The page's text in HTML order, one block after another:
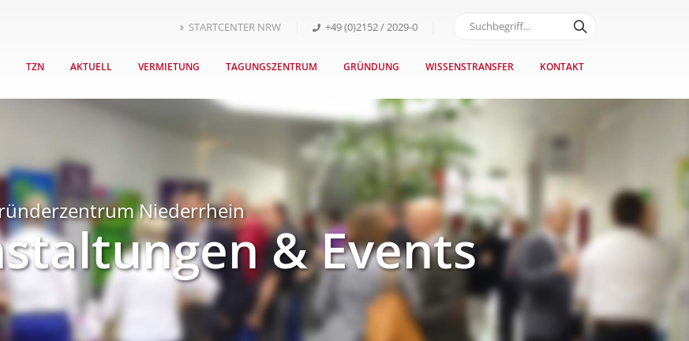
STARTCENTER NRW +49 (0)2152 / 2029-0
TZN AKTUELL VERMIETUNG TAGUNGSZENTRUM GRÜNDUNG WISSENSTRANSFER KONTAKT